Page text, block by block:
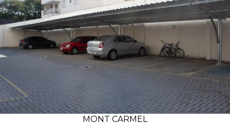
MONT CARMEL